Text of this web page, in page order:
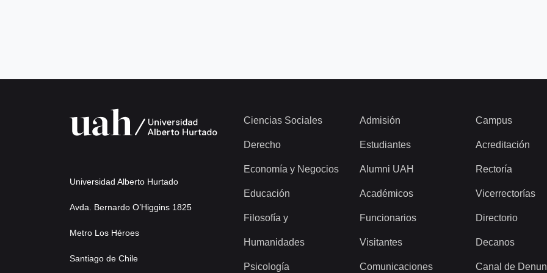
Universidad Alberto Hurtado
Avda. Bernardo O’Higgins 1825
Metro Los Héroes
Santiago de Chile
Ciencias Sociales
Derecho
Economía y Negocios
Educación
Filosofía y
Humanidades
Psicología
Admisión
Estudiantes
Alumni UAH
Académicos
Funcionarios
Visitantes
Comunicaciones
Campus
Acreditación
Rectoría
Vicerrectorías
Directorio
Decanos
Canal de